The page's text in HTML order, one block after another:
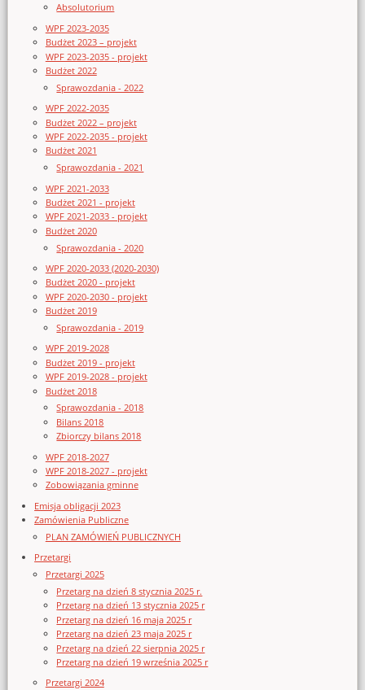
Absolutorium
WPF 2023-2035
Budżet 2023 – projekt
WPF 2023-2035 - projekt
Budżet 2022
Sprawozdania - 2022
WPF 2022-2035
Budżet 2022 – projekt
WPF 2022-2035 - projekt
Budżet 2021
Sprawozdania - 2021
WPF 2021-2033
Budżet 2021 - projekt
WPF 2021-2033 - projekt
Budżet 2020
Sprawozdania - 2020
WPF 2020-2033 (2020-2030)
Budżet 2020 - projekt
WPF 2020-2030 - projekt
Budżet 2019
Sprawozdania - 2019
WPF 2019-2028
Budżet 2019 - projekt
WPF 2019-2028 - projekt
Budżet 2018
Sprawozdania - 2018
Bilans 2018
Zbiorczy bilans 2018
WPF 2018-2027
WPF 2018-2027 - projekt
Zobowiązania gminne
Emisja obligacji 2023
Zamówienia Publiczne
PLAN ZAMÓWIEŃ PUBLICZNYCH
Przetargi
Przetargi 2025
Przetarg na dzień 8 stycznia 2025 r.
Przetarg na dzień 13 stycznia 2025 r
Przetarg na dzień 16 maja 2025 r
Przetarg na dzień 23 maja 2025 r
Przetarg na dzień 22 sierpnia 2025 r
Przetarg na dzień 19 września 2025 r
Przetargi 2024